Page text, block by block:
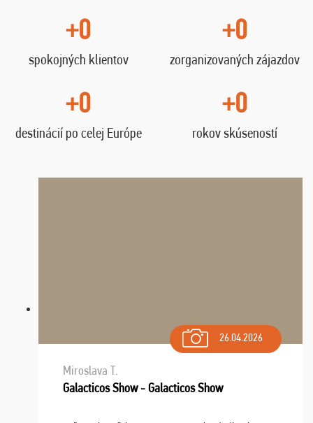
+0
spokojných klientov
+0
zorganizovaných zájazdov
+0
destinácií po celej Európe
+0
rokov skúseností
26.04.2026
Miroslava T.
Galacticos Show - Galacticos Show